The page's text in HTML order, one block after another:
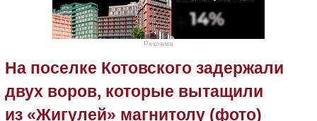
Реклама
На поселке Котовского задержали
двух воров, которые вытащили
из «Жигулей» магнитолу (фото)